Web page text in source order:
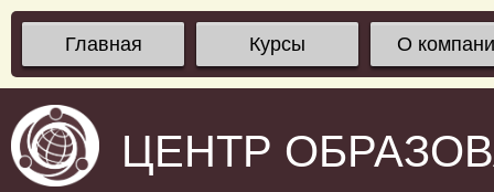
Главная Курсы О
ЦЕНТР